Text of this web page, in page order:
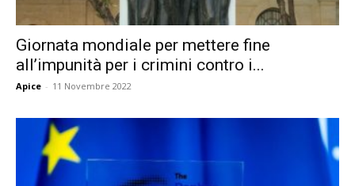
Giornata mondiale per mettere fine
all’impunità per i crimini contro i...
Apice - 11 Novembre 2022